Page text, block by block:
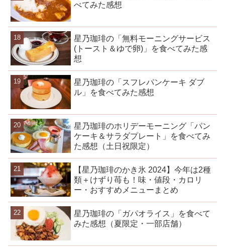
べてみた感想
星乃珈琲の「無料モーニングサービス
(トースト＆ゆで卵)」を食べてみた感
想
星乃珈琲の「スフレパンケーキ ダブ
ル」を食べてみた感想
星乃珈琲のホリデーモーニング「パン
ケーキ＆サラダプレート」を食べてみ
た感想（土日祝限定）
【星乃珈琲のかき氷 2024】今年は2種
類＋けずり苺も！味・値段・カロリ
ー・おすすめメニューまとめ
星乃珈琲の「ガパオライス」を食べて
みた感想（夏限定・一部店舗）